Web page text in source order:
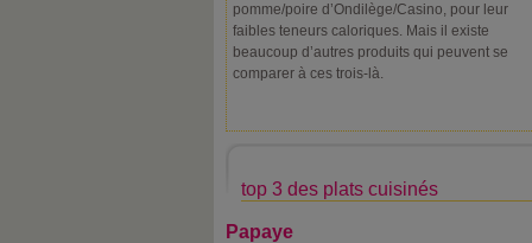
pomme/poire d’Ondilège/Casino, pour leur
faibles teneurs caloriques. Mais il existe
beaucoup d’autres produits qui peuvent se
comparer à ces trois-là.
top 3 des plats cuisinés
Papaye